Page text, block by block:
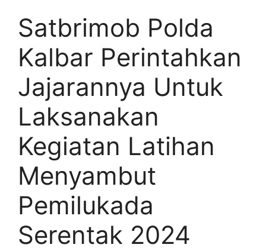
Satbrimob Polda
Kalbar Perintahkan
Jajarannya Untuk
Laksanakan
Kegiatan Latihan
Menyambut
Pemilukada
Serentak 2024